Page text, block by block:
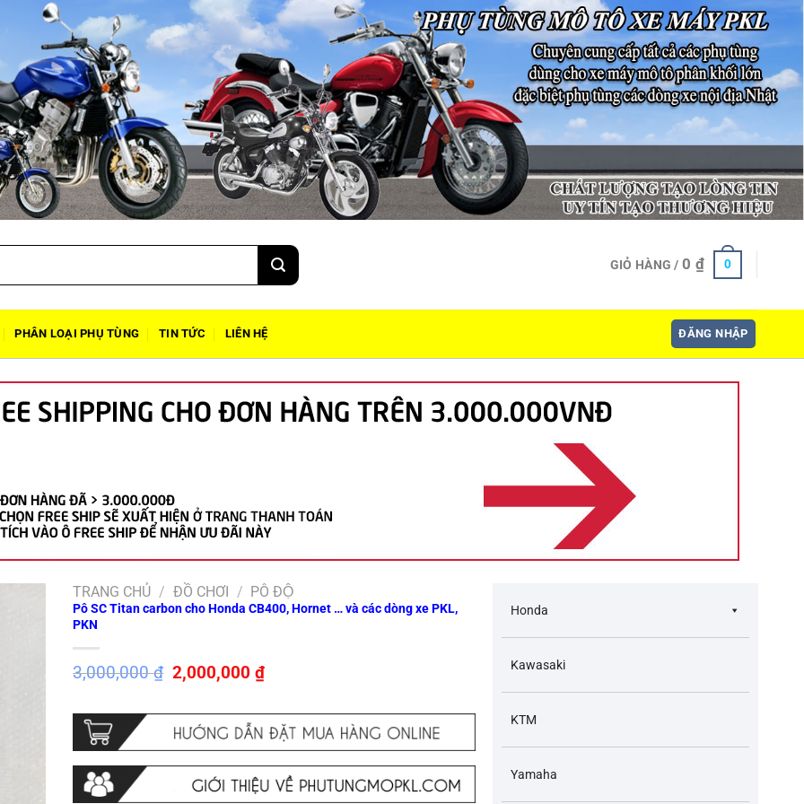
GIỎ HÀNG / 0 ₫ 0
PHÂN LOẠI PHỤ TÙNG TIN TỨC LIÊN HỆ ĐĂNG NHẬP
TRANG CHỦ / ĐỒ CHƠI / PÔ ĐỘ
Pô SC Titan carbon cho Honda CB400, Hornet … và các dòng xe PKL,
PKN
3,000,000₫ Giá
gốc
3,000,000 ₫.
2,000,000 ₫Giá
hiện
là:
2,000,000 ₫.
Honda
Kawasaki
KTM
Yamaha